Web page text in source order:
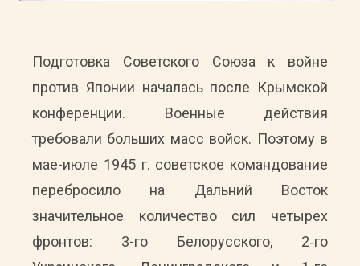
Подготовка Советского Союза к войне
против Японии началась после Крымской
конференции. Военные действия
требовали больших масс войск. Поэтому в
мае-июле 1945 г. советское командование
перебросило на Дальний Восток
значительное количество сил четырех
фронтов: 3-го Белорусского, 2‑го